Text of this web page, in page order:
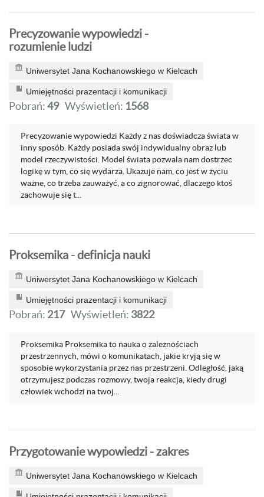
Precyzowanie wypowiedzi -
rozumienie ludzi
Uniwersytet Jana Kochanowskiego w Kielcach
Umiejętności prazentacji i komunikacji
Pobrań:49 Wyświetleń: 1568
Precyzowanie wypowiedzi Każdy z nas doświadcza świata w
inny sposób. Każdy posiada swój indywidualny obraz lub
model rzeczywistości. Model świata pozwala nam dostrzec
logikę w tym, co się wydarza. Ukazuje nam, co jest w życiu
ważne, co trzeba zauważyć, a co zignorować, dlaczego ktoś
zachowuje się t...
Proksemika - definicja nauki
Uniwersytet Jana Kochanowskiego w Kielcach
Umiejętności prazentacji i komunikacji
Pobrań: 217 Wyświetleń: 3822
Proksemika Proksemika to nauka o zależnościach
przestrzennych, mówi o komunikatach, jakie kryją się w
sposobie wykorzystania przez nas przestrzeni. Odległość, jaką
otrzymujesz podczas rozmowy, twoja reakcja, kiedy drugi
człowiek wchodzi na twoj...
Przygotowanie wypowiedzi - zakres
Uniwersytet Jana Kochanowskiego w Kielcach